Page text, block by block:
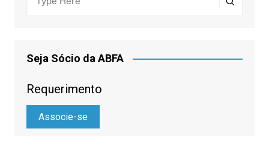
Seja Sócio da ABFA
Requerimento
Associe-se